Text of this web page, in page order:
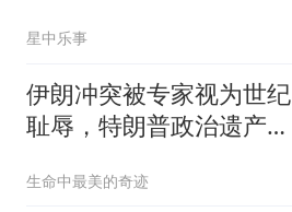
星中乐事
伊朗冲突被专家视为世纪
耻辱，特朗普政治遗产遭
生命中最美的奇迹